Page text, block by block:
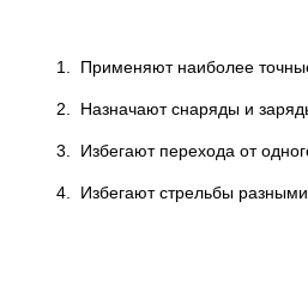
1. Применяют наиболее
2. Назначают снаряды и
3. Избегают перехода от
4. Избегают стрельбы